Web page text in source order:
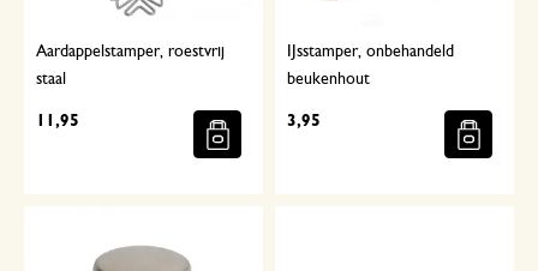
Aardappelstamper, roestvrij
staal
11,95
IJsstamper, onbehandeld
beukenhout
3,95